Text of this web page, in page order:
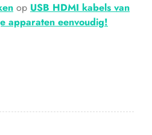
op USB HDMI kabels van
apparaten eenvoudig!